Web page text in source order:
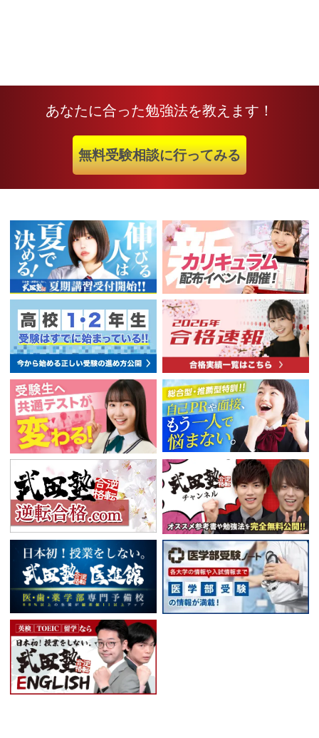
あなたに合った勉強法を教えます！
無料受験相談に行ってみる